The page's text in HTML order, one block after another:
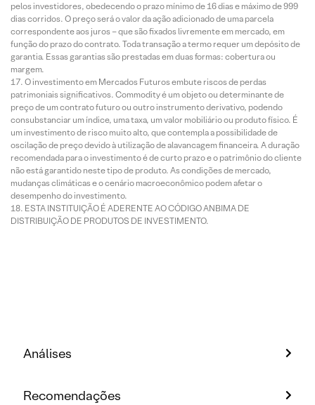
pelos investidores, obedecendo o prazo mínimo de 16 dias e máximo de 999
dias corridos. O preço será o valor da ação adicionado de uma parcela
correspondente aos juros – que são fixados livremente em mercado, em
função do prazo do contrato. Toda transação a termo requer um depósito de
garantia. Essas garantias são prestadas em duas formas: cobertura ou
margem.
O investimento em Mercados Futuros embute riscos de perdas
patrimoniais significativos. Commodity é um objeto ou determinante de
preço de um contrato futuro ou outro instrumento derivativo, podendo
consubstanciar um índice, uma taxa, um valor mobiliário ou produto físico. É
um investimento de risco muito alto, que contempla a possibilidade de
oscilação de preço devido à utilização de alavancagem financeira. A duração
recomendada para o investimento é de curto prazo e o patrimônio do cliente
não está garantido neste tipo de produto. As condições de mercado,
mudanças climáticas e o cenário macroeconômico podem afetar o
desempenho do investimento.
ESTA INSTITUIÇÃO É ADERENTE AO CÓDIGO ANBIMA DE
DISTRIBUIÇÃO DE PRODUTOS DE INVESTIMENTO.
Análises
Recomendações